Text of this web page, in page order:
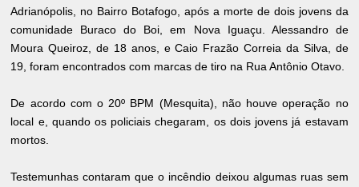
Adrianópolis, no Bairro Botafogo, após a morte de dois jovens da
comunidade Buraco do Boi, em Nova Iguaçu. Alessandro de
Moura Queiroz, de 18 anos, e Caio Frazão Correia da Silva, de
19, foram encontrados com marcas de tiro na Rua Antônio Otavo.
De acordo com o 20º BPM (Mesquita), não houve operação no
local e, quando os policiais chegaram, os dois jovens já estavam
mortos.
Testemunhas contaram que o incêndio deixou algumas ruas sem